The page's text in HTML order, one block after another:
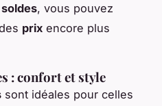
soldes, vous pouvez
prix encore plus
: confort et style
sont idéales pour celles